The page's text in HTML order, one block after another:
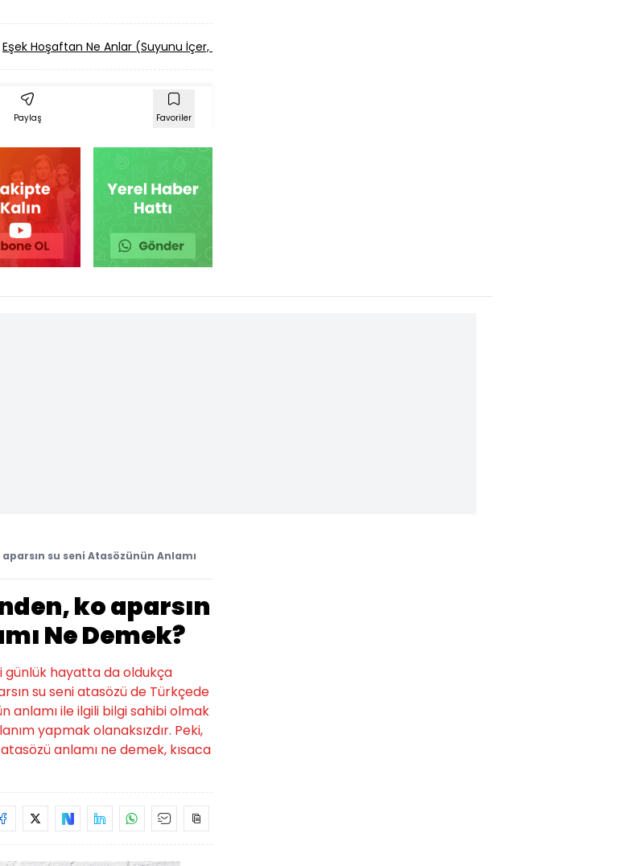
Eşek Hoşaftan Ne Anlar (Suyunu İçer, Tanesini Bırakır) atasözünün anlamı demek?
Paylaş Favoriler
su seni Atasözünün Anlamı
ko aparsın
Ne Demek?
günlük hayatta da oldukça
su seni atasözü de Türkçede
anlamı ile ilgili bilgi sahibi olmak
yapmak olanaksızdır. Peki,
anlamı ne demek, kısaca